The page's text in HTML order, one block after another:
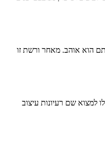
הוא אוהב. מאחר ורשת זו
למצוא שם רעיונות עיצוב